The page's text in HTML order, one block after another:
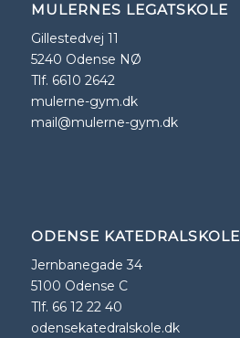
MULERNES LEGATSKOLE
Gillestedvej 11
5240 Odense NØ
Tlf. 6610 2642
mulerne-gym.dk
mail@mulerne-gym.dk
ODENSE KATEDRALSKOLE
Jernbanegade 34
5100 Odense C
Tlf. 66 12 22 40
odensekatedralskole.dk